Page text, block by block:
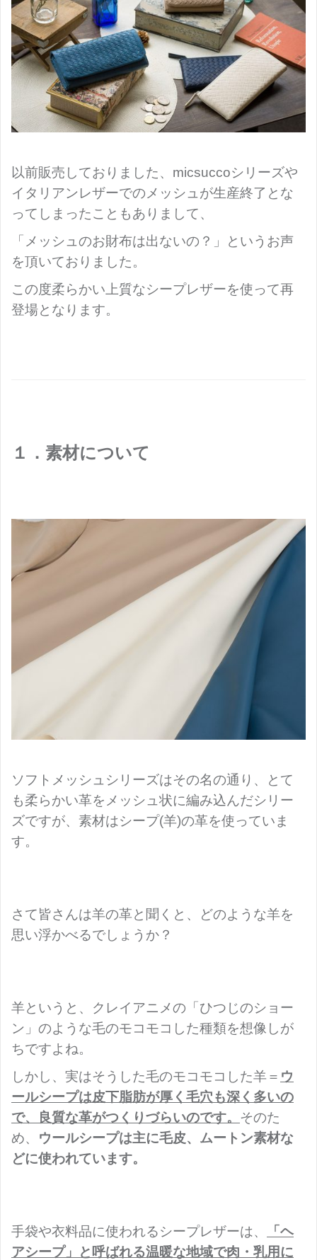
以前販売しておりました、micsuccoシリーズや
イタリアンレザーでのメッシュが生産終了とな
ってしまったこともありまして、
「メッシュのお財布は出ないの？」というお声
を頂いておりました。
この度柔らかい上質なシープレザーを使って再
登場となります。
１．素材について
ソフトメッシュシリーズはその名の通り、とて
も柔らかい革をメッシュ状に編み込んだシリー
ズですが、素材はシープ(羊)の革を使っていま
す。
さて皆さんは羊の革と聞くと、どのような羊を
思い浮かべるでしょうか？
羊というと、クレイアニメの「ひつじのショー
ン」のような毛のモコモコした種類を想像しが
ちですよね。
しかし、実はそうした毛のモコモコした羊＝ ウ
ールシープは皮下脂肪が厚く毛穴も深く多いの
で、良質な革がつくりづらいのです。 そのた
め、 ウールシープは主に毛皮、ムートン素材な
どに使われています。
手袋や衣料品に使われるシープレザーは、
「ヘ
アシープ」と呼ばれる温暖な地域で肉・乳用に